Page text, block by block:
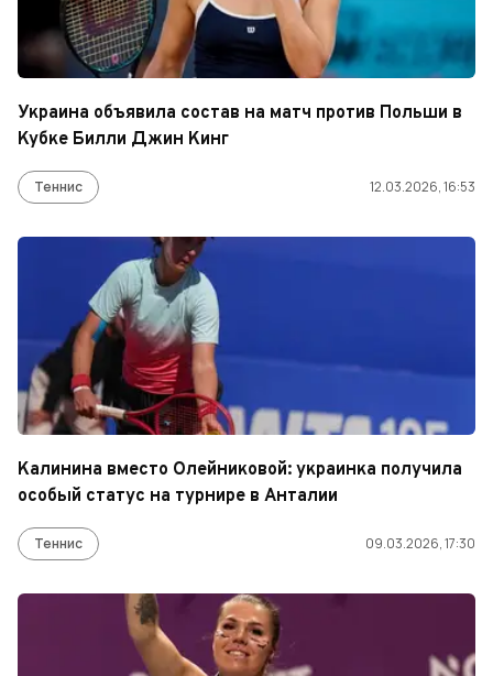
Украина объявила состав на матч против Польши в
Кубке Билли Джин Кинг
Теннис 12.03.2026, 16:53
Калинина вместо Олейниковой: украинка получила
особый статус на турнире в Анталии
Теннис 09.03.2026, 17:30